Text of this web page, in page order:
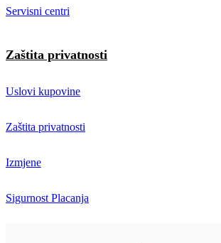
Servisni centri
Zaštita privatnosti
Uslovi kupovine
Zaštita privatnosti
Izmjene
Sigurnost Placanja